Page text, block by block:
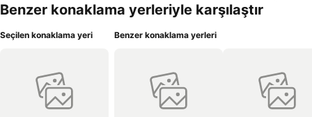
Benzer konaklama yerleriyle karşılaştır
Seçilen konaklama yeri Benzer konaklama yerleri